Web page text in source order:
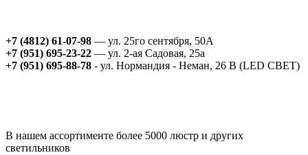
+7 (4812) 61-07-98 — ул. 25го сентября, 50А
+7 (951) 695-23-22 — ул. 2-ая Садовая, 25а
+7 (951) 695-88-78 - ул. Нормандия - Неман, 26 В (LED СВЕТ)
В нашем ассортименте более 5000 люстр и других
светильников